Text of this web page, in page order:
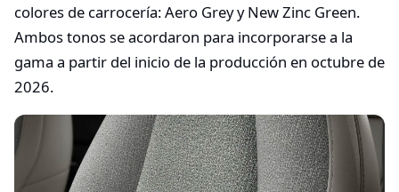
colores de carrocería: Aero Grey y New Zinc Green.
Ambos tonos se acordaron para incorporarse a la
gama a partir del inicio de la producción en octubre de
2026.